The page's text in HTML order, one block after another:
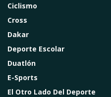
Ciclismo
Cross
Dakar
Deporte Escolar
Duatlón
E-Sports
El Otro Lado Del Deporte